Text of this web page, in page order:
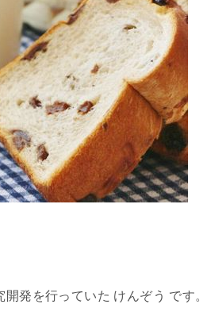
発を行っていた けんぞう です。